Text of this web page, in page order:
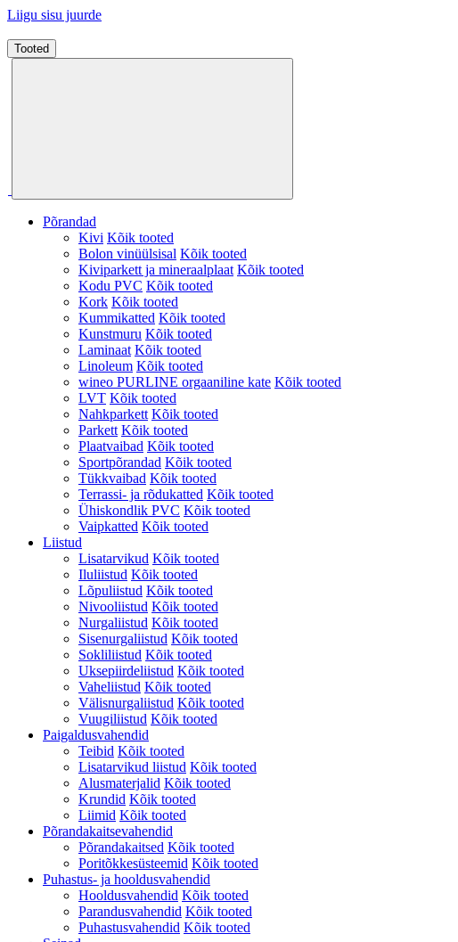
Liigu sisu juurde
Tooted
Põrandad
Kivi Kõik tooted
Bolon vinüülsisal Kõik tooted
Kiviparkett ja mineraalplaat Kõik tooted
Kodu PVC Kõik tooted
Kork Kõik tooted
Kummikatted Kõik tooted
Kunstmuru Kõik tooted
Laminaat Kõik tooted
Linoleum Kõik tooted
wineo PURLINE orgaaniline kate Kõik tooted
LVT Kõik tooted
Nahkparkett Kõik tooted
Parkett Kõik tooted
Plaatvaibad Kõik tooted
Sportpõrandad Kõik tooted
Tükkvaibad Kõik tooted
Terrassi- ja rõdukatted Kõik tooted
Ühiskondlik PVC Kõik tooted
Vaipkatted Kõik tooted
Liistud
Lisatarvikud Kõik tooted
Iluliistud Kõik tooted
Lõpuliistud Kõik tooted
Nivooliistud Kõik tooted
Nurgaliistud Kõik tooted
Sisenurgaliistud Kõik tooted
Sokliliistud Kõik tooted
Uksepiirdeliistud Kõik tooted
Vaheliistud Kõik tooted
Välisnurgaliistud Kõik tooted
Vuugiliistud Kõik tooted
Paigaldusvahendid
Teibid Kõik tooted
Lisatarvikud liistud Kõik tooted
Alusmaterjalid Kõik tooted
Krundid Kõik tooted
Liimid Kõik tooted
Põrandakaitsevahendid
Põrandakaitsed Kõik tooted
Poritõkkesüsteemid Kõik tooted
Puhastus- ja hooldusvahendid
Hooldusvahendid Kõik tooted
Parandusvahendid Kõik tooted
Puhastusvahendid Kõik tooted